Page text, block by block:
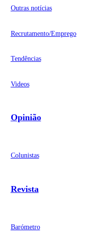
Outras notícias
Recrutamento/Emprego
Tendências
Videos
Opinião
Colunistas
Revista
Barómetro